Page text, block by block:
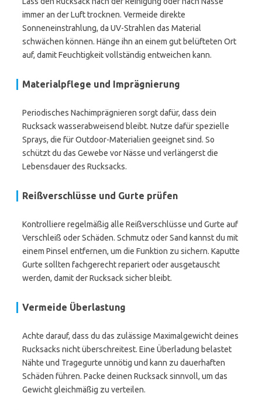
immer an der Luft trocknen. Vermeide direkte
Sonneneinstrahlung, da UV-Strahlen das Material
schwächen können. Hänge ihn an einem gut belüfteten Ort
auf, damit Feuchtigkeit vollständig entweichen kann.
Materialpflege und Imprägnierung
Periodisches Nachimprägnieren sorgt dafür, dass dein
Rucksack wasserabweisend bleibt. Nutze dafür spezielle
Sprays, die für Outdoor-Materialien geeignet sind. So
schützt du das Gewebe vor Nässe und verlängerst die
Lebensdauer des Rucksacks.
Reißverschlüsse und Gurte prüfen
Kontrolliere regelmäßig alle Reißverschlüsse und Gurte auf
Verschleiß oder Schäden. Schmutz oder Sand kannst du mit
einem Pinsel entfernen, um die Funktion zu sichern. Kaputte
Gurte sollten fachgerecht repariert oder ausgetauscht
werden, damit der Rucksack sicher bleibt.
Vermeide Überlastung
Achte darauf, dass du das zulässige Maximalgewicht deines
Rucksacks nicht überschreitest. Eine Überladung belastet
Nähte und Tragegurte unnötig und kann zu dauerhaften
Schäden führen. Packe deinen Rucksack sinnvoll, um das
Gewicht gleichmäßig zu verteilen.